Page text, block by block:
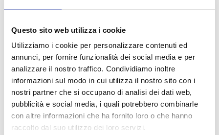
Questo sito web utilizza i cookie
Utilizziamo i cookie per personalizzare contenuti ed
annunci, per fornire funzionalità dei social media e per
analizzare il nostro traffico. Condividiamo inoltre
informazioni sul modo in cui utilizza il nostro sito con i
nostri partner che si occupano di analisi dei dati web,
pubblicità e social media, i quali potrebbero combinarle
con altre informazioni che ha fornito loro o che hanno
raccolto dal suo utilizzo dei loro servizi.
Specifiche Tecniche
Marchio
Bulgari
Collezione
B.zero1
Codice
AN859655